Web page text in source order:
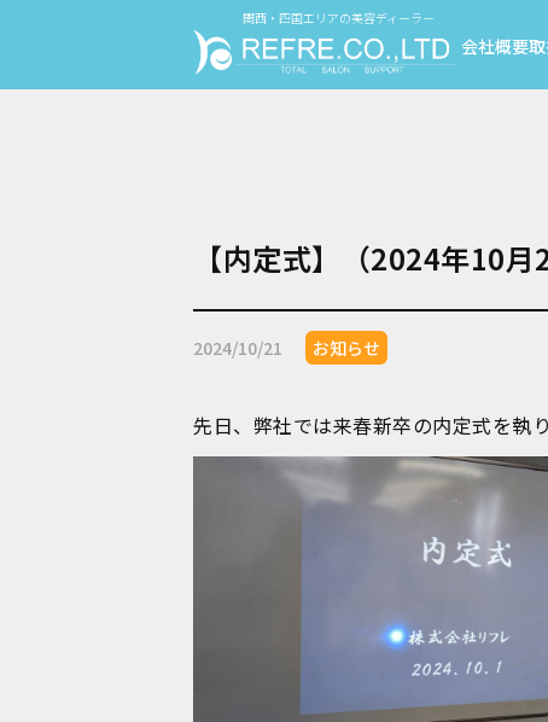
関西・四国エリアの美容ディーラー
会社概要
【内定式】（2024年10月
2024/10/21 お知らせ
先日、弊社では来春新卒の内定式を執